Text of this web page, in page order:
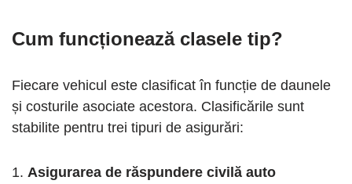
Cum funcționează clasele tip?
Fiecare vehicul este clasificat în funcție de daunele
și costurile asociate acestora. Clasificările sunt
stabilite pentru trei tipuri de asigurări:
Asigurarea de răspundere civilă auto